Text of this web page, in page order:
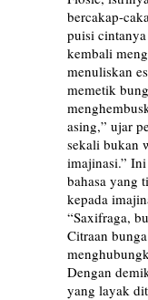
bercakap-
puisi
kembali
menuliskan
memetik
asing,” ujar
sekali bukan
imajinasi.”
bahasa yang
kepada
“Saxifraga,
Citraan
Dengan
yang layak